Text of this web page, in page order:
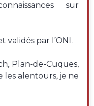
sur
validés par l’ONI.
Plan-de-Cuques,
les alentours, je ne